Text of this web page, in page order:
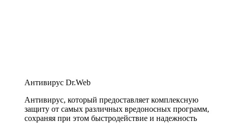
Антивирус Dr.Web
Антивирус, который предоставляет комплексную
защиту от самых различных вредоносных программ,
сохраняя при этом быстродействие и надежность